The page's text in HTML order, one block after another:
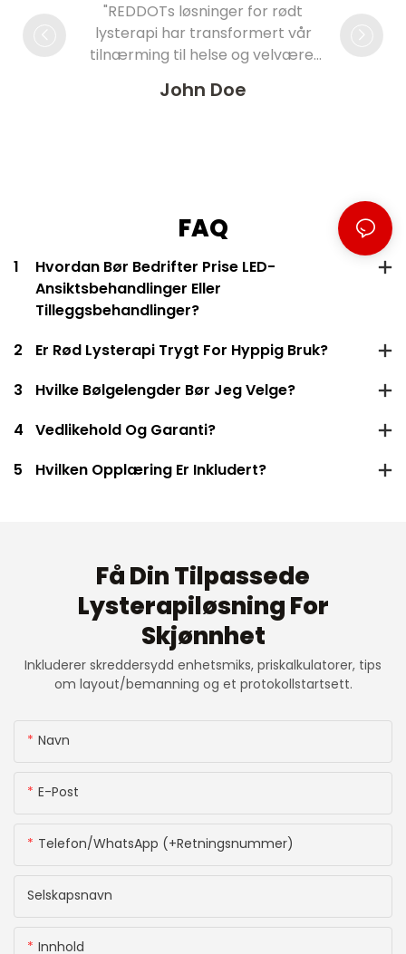
John Doe
"REDDOTs løsninger for rødt
lysterapi har transformert vår
tilnærming til helse og velvære,
innvirkning på kundetilfredsheten
FAQ
1
Hvordan Bør Bedrifter Prise LED-
Ansiktsbehandlinger Eller
Tilleggsbehandlinger?
2
Er Rød Lysterapi Trygt For Hyppig Bruk?
3
Hvilke Bølgelengder Bør Jeg Velge?
4
Vedlikehold Og Garanti?
5
Hvilken Opplæring Er Inkludert?
Få Din Tilpassede
Lysterapiløsning For
Skjønnhet
Inkluderer skreddersydd enhetsmiks, priskalkulatorer, tips
om layout/bemanning og et protokollstartsett.
Navn
E-Post
Telefon/WhatsApp (+retningsnummer)
Selskapsnavn
Innhold